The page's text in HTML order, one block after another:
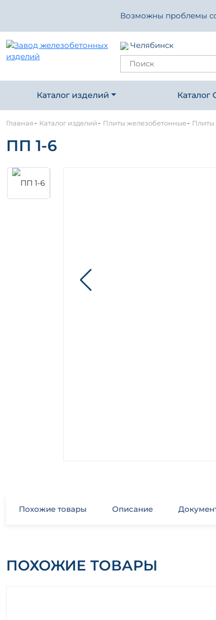
Возможны проблемы со
Челябинск
Каталог изделий Каталог
Главная- Каталог изделий- Плиты железобетонные- Плиты
ПП 1-6
Похожие товары Описание
ПОХОЖИЕ ТОВАРЫ